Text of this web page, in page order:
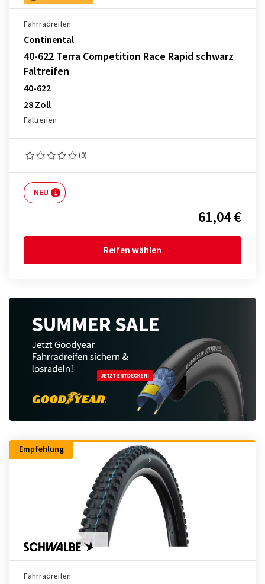
Fahrradreifen
Continental
40-622 Terra Competition Race Rapid schwarz
Faltreifen
40-622
28 Zoll
Faltreifen
(0)
NEU
61,04 €
Reifen wählen
Empfehlung
Fahrradreifen